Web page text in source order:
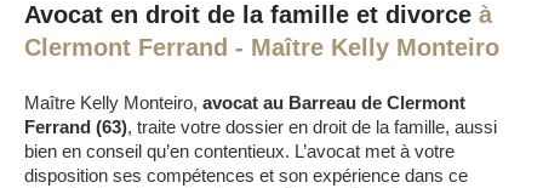
Avocat en droit de la famille et divorce à
Clermont Ferrand - Maître Kelly Monteiro
Maître Kelly Monteiro, avocat au Barreau de Clermont
Ferrand (63), traite votre dossier en droit de la famille, aussi
bien en conseil qu’en contentieux. L’avocat met à votre
disposition ses compétences et son expérience dans ce